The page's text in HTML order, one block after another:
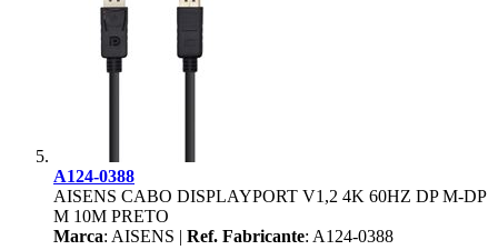
A124-0388
AISENS CABO DISPLAYPORT V1,2 4K 60HZ DP M-DP
M 10M PRETO
Marca: AISENS | Ref. Fabricante: A124-0388